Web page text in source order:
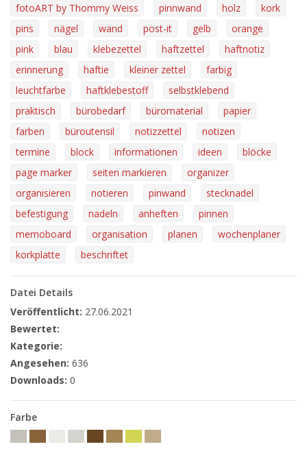
fotoART by Thommy Weiss
pinnwand holz
kork
pins
nägel wand post-it gelb
orange
pink
blau klebezettel haftzettel
haftnotiz
erinnerung
haftie kleiner zettel
farbig
leuchtfarbe
haftklebestoff
selbstklebend
praktisch
bürobedarf büromaterial
papier
farben
büroutensil notizzettel
notizen
termine
block informationen ideen
blöcke
page marker
seiten markieren
organizer
organisieren
notieren pinwand
stecknadel
befestigung
nadeln anheften
pinnen
memoboard
organisation planen
wochenplaner
korkplatte
beschriftet
Datei Details
Veröffentlicht: 27.06.2021
Bewertet:
Kategorie:
Angesehen: 636
Downloads: 0
Farbe